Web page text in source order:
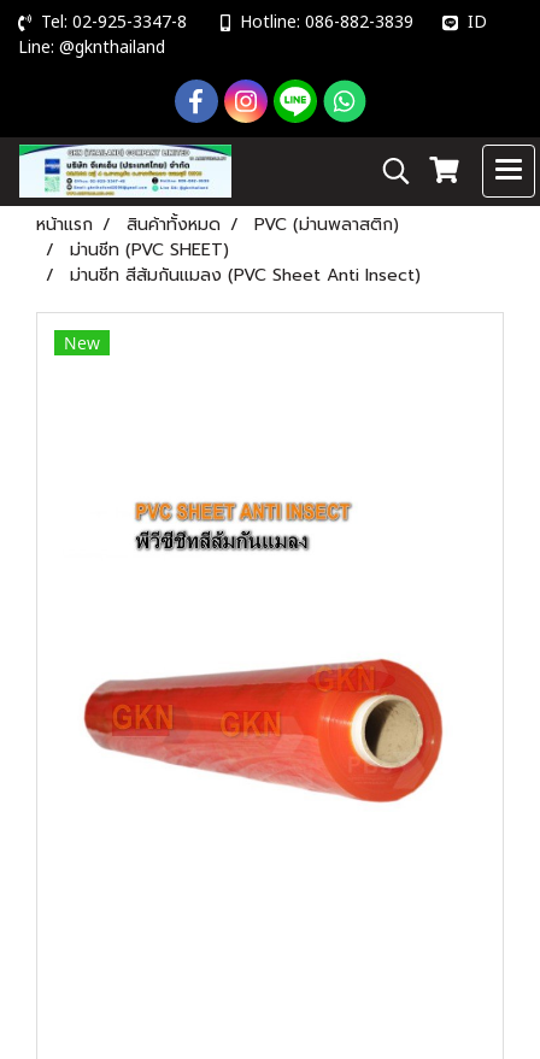
Tel: 02-925-3347-8 Hotline: 086-882-3839 ID
Line: @gknthailand
หน้าแรก สินค้าทั้งหมด
PVC (ม่านพลาสติก)
ม่านชีท (PVC SHEET)
ม่านชีท สีส้มกันแมลง (PVC Sheet Anti Insect)
New